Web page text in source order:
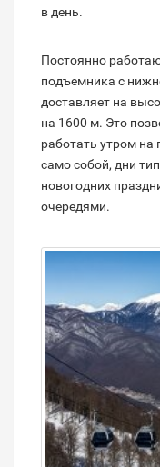
в день.
Постоянно
подъемника с
доставляет на
на 1600 м. Это
работать утром на
само собой, дни
новогодних
очередями.